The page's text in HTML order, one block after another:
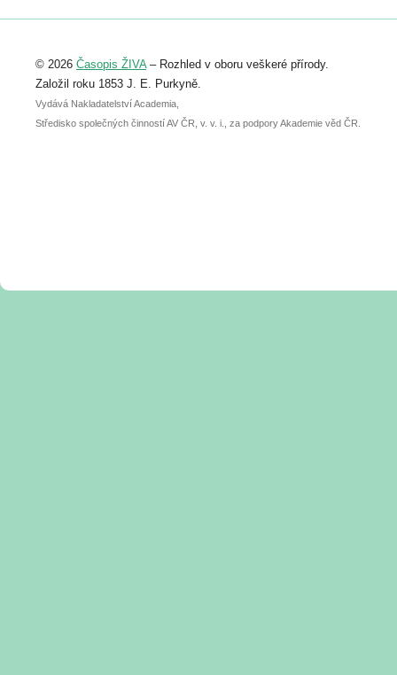
Registrovat se můžete do 6. září.
abstraktu přihlášené přednášky nebo
posteru je už 30. června.
© 2026 Časopis ŽIVA– Rozhled v oboru veškeré přírody.
Založil roku 1853 J. E. Purkyně.
Vydává Nakladatelství Academia,
Středisko společných činností AV ČR, v. v. i., za podpory Akademie věd ČR.